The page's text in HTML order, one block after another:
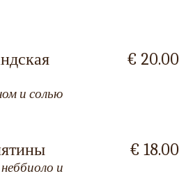
и солью
€ 20.00
и
€ 18.00